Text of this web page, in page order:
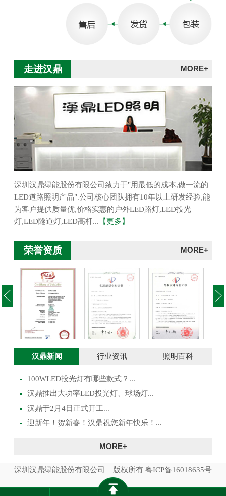
走进汉鼎 MORE+
深圳汉鼎绿能股份有限公司致力于"用最低的成本,做一流的
LED道路照明产品".公司核心团队拥有10年以上研发经验,能
为客户提供质量优,价格实惠的户外LED路灯,LED投光
灯,LED隧道灯,LED高杆... 【更多】
荣誉资质 MORE+
澳大利亚SAA证
书
投光灯实用新型
投光灯外观设计
汉鼎新闻 行业资讯 照明百科
100WLED投光灯有哪些款式？...
​汉鼎推出大功率LED投光灯、球场灯...
汉鼎于2月4日正式开工...
迎新年！贺新春！汉鼎祝您新年快乐！...
MORE+
深圳汉鼎绿能股份有限公司 版权所有 粤ICP备16018635号